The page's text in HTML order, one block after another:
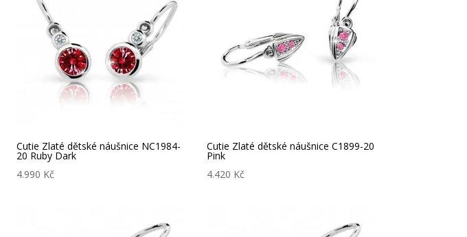
Cutie Zlaté dětské náušnice NC1984-
20 Ruby Dark
4.990 Kč
Cutie Zlaté dětské náušnice C1899-20
Pink
4.420 Kč